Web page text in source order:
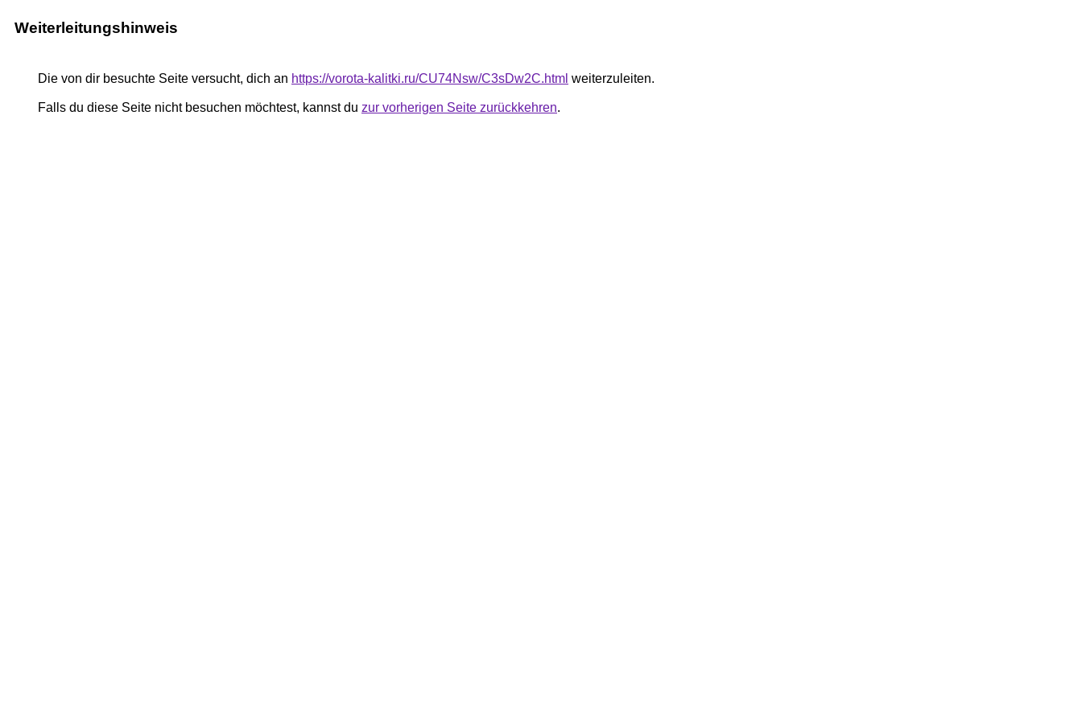
Weiterleitungshinweis
Die von dir besuchte Seite versucht, dich an https://vorota-kalitki.ru/CU74Nsw/C3sDw2C.html weiterzuleiten.
Falls du diese Seite nicht besuchen möchtest, kannst du zur vorherigen Seite zurückkehren.